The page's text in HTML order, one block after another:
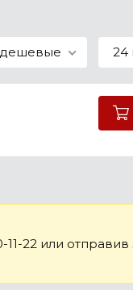
дешевые 24
22 или